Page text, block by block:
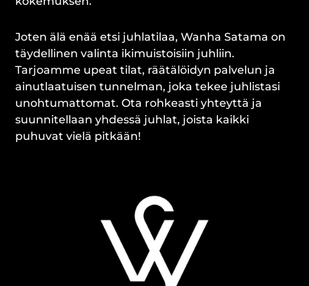
Joten älä enää etsi juhlatilaa, Wanha Satama on
täydellinen valinta ikimuistoisiin juhliin.
Tarjoamme upeat tilat, räätälöidyn palvelun ja
ainutlaatuisen tunnelman, joka tekee juhlistasi
unohtumattomat. Ota rohkeasti yhteyttä ja
suunnitellaan yhdessä juhlat, joista kaikki
puhuvat vielä pitkään!